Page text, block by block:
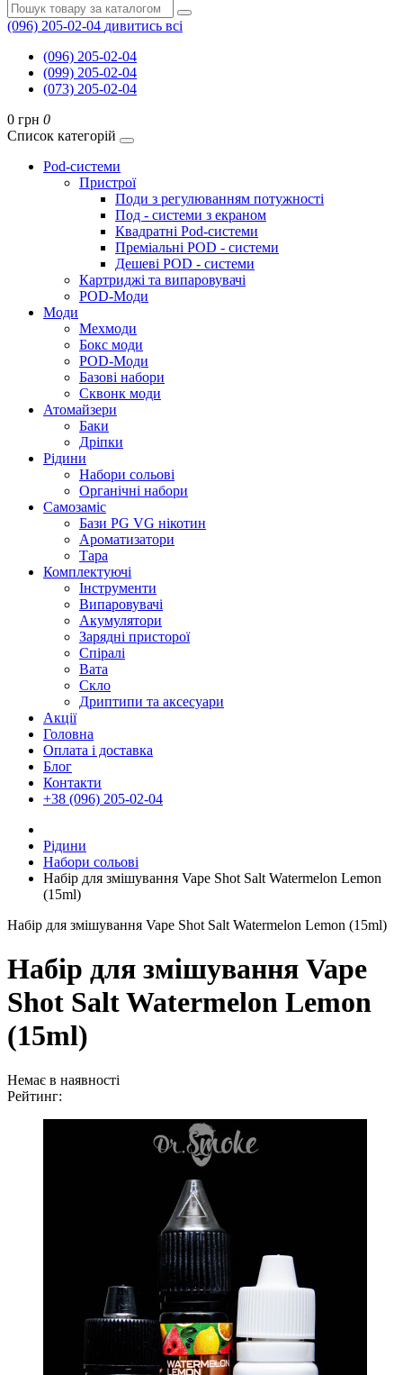
(096) 205-02-04 дивитись всі
(096) 205-02-04
(099) 205-02-04
(073) 205-02-04
0 грн 0
Список категорій
Pod-системи
Пристрої
Поди з регулюванням потужності
Под - системи з екраном
Квадратні Pod-системи
Преміальні POD - системи
Дешеві POD - системи
Картриджі та випаровувачі
POD-Моди
Моди
Мехмоди
Бокс моди
POD-Моди
Базові набори
Сквонк моди
Атомайзери
Баки
Дріпки
Рідини
Набори сольові
Органічні набори
Самозаміс
Бази PG VG нікотин
Ароматизатори
Тара
Комплектуючі
Інструменти
Випаровувачі
Акумулятори
Зарядні присторої
Спіралі
Вата
Скло
Дриптипи та аксесуари
Акції
Головна
Оплата і доставка
Блог
Контакти
+38 (096) 205-02-04
Рідини
Набори сольові
Набір для змішування Vape Shot Salt Watermelon Lemon
(15ml)
Набір для змішування Vape Shot Salt Watermelon Lemon (15ml)
Набір для змішування Vape
Shot Salt Watermelon Lemon
(15ml)
Немає в наявності
Рейтинг: